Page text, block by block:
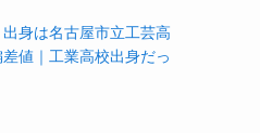
身は名古屋市立工芸高
値｜工業高校出身だっ